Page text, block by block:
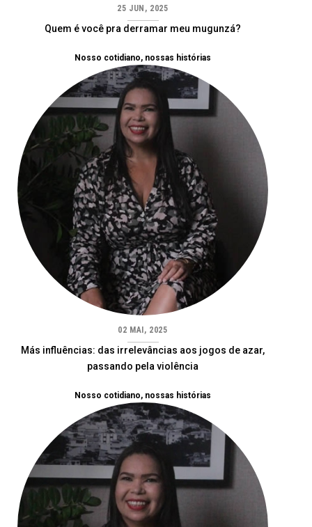
25 JUN, 2025
Quem é você pra derramar meu mugunzá?
Nosso cotidiano, nossas histórias
02 MAI, 2025
Más influências: das irrelevâncias aos jogos de azar,
passando pela violência
Nosso cotidiano, nossas histórias